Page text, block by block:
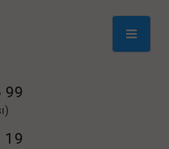
Mobil
99
19